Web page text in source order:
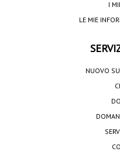
I
LE MIE
NUOVO